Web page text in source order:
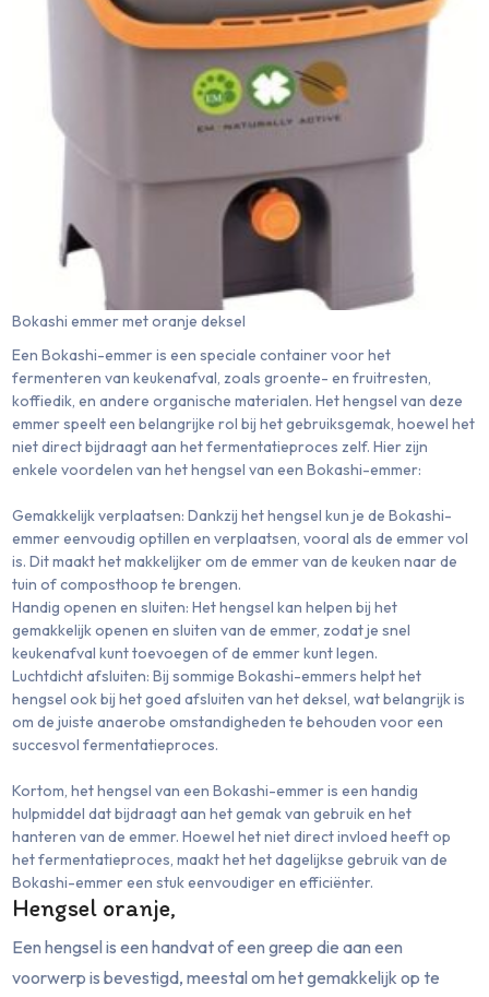
Bokashi emmer met oranje deksel
Een Bokashi-emmer is een speciale container voor het
fermenteren van keukenafval, zoals groente- en fruitresten,
koffiedik, en andere organische materialen. Het hengsel van deze
emmer speelt een belangrijke rol bij het gebruiksgemak, hoewel het
niet direct bijdraagt aan het fermentatieproces zelf. Hier zijn
enkele voordelen van het hengsel van een Bokashi-emmer:
Gemakkelijk verplaatsen: Dankzij het hengsel kun je de Bokashi-
emmer eenvoudig optillen en verplaatsen, vooral als de emmer vol
is. Dit maakt het makkelijker om de emmer van de keuken naar de
tuin of composthoop te brengen.
Handig openen en sluiten: Het hengsel kan helpen bij het
gemakkelijk openen en sluiten van de emmer, zodat je snel
keukenafval kunt toevoegen of de emmer kunt legen.
Luchtdicht afsluiten: Bij sommige Bokashi-emmers helpt het
hengsel ook bij het goed afsluiten van het deksel, wat belangrijk is
om de juiste anaerobe omstandigheden te behouden voor een
succesvol fermentatieproces.
Kortom, het hengsel van een Bokashi-emmer is een handig
hulpmiddel dat bijdraagt aan het gemak van gebruik en het
hanteren van de emmer. Hoewel het niet direct invloed heeft op
het fermentatieproces, maakt het het dagelijkse gebruik van de
Bokashi-emmer een stuk eenvoudiger en efficiënter.
Hengsel oranje,
Een hengsel is een handvat of een greep die aan een
voorwerp is bevestigd, meestal om het gemakkelijk op te